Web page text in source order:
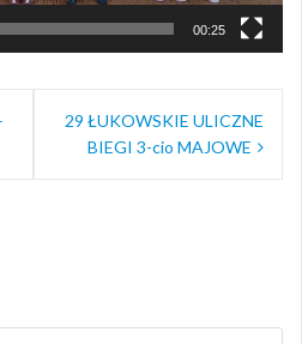
00:25
29 ŁUKOWSKIE ULICZNE
BIEGI 3-cio MAJOWE